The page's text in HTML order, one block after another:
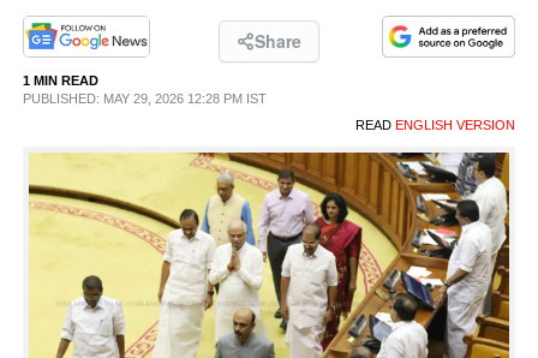
PHOTOS
LIFESTYLE
SPIRITUAL
INFO+
ART
Share
1 MIN READ
PUBLISHED: MAY 29, 2026 12:28 PM IST
READ ENGLISH VERSION